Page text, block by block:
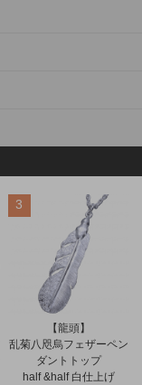
3
【龍頭】
乱菊八咫烏フェザーペン
ダントトップ
half &half 白仕上げ